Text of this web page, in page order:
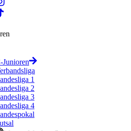
Junioren
1
2
3
4